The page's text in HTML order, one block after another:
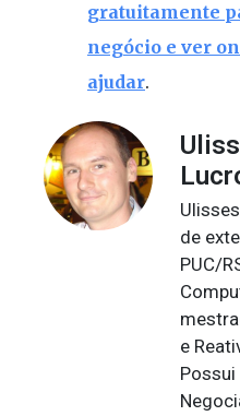
gratuitamente
negócio e ver
ajudar.
de
PUC/
e
Possui